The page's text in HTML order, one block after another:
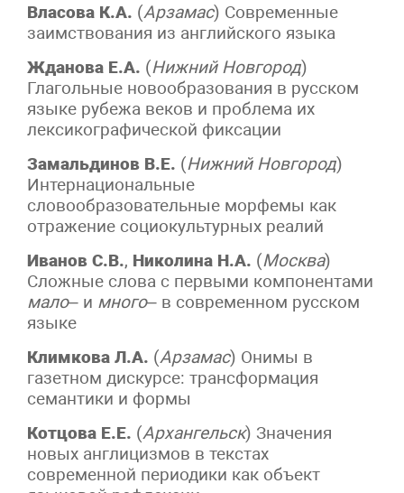
Власова К.А. (Арзамас) Современные
заимствования из английского языка
Жданова Е.А. (Нижний Новгород)
Глагольные новообразования в русском
языке рубежа веков и проблема их
лексикографической фиксации
Замальдинов В.Е. (Нижний Новгород)
Интернациональные
словообразовательные морфемы как
отражение социокультурных реалий
Иванов С.В., Николина Н.А. (Москва)
Сложные слова с первыми компонентами
мало– и много– в современном русском
языке
Климкова Л.А. (Арзамас) Онимы в
газетном дискурсе: трансформация
семантики и формы
Котцова Е.Е. (Архангельск) Значения
новых англицизмов в текстах
современной периодики как объект